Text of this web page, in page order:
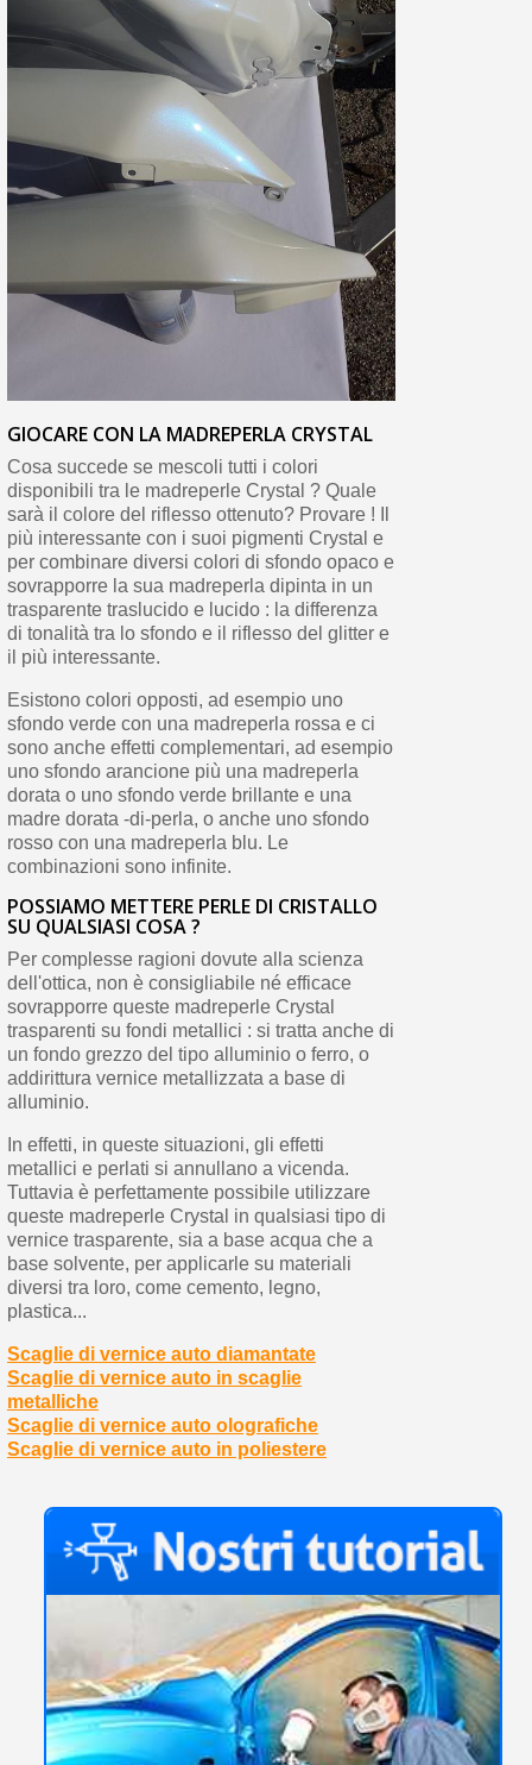
GIOCARE CON LA MADREPERLA CRYSTAL
Cosa succede se mescoli tutti i colori
disponibili tra le madreperle Crystal ? Quale
sarà il colore del riflesso ottenuto? Provare ! Il
più interessante con i suoi pigmenti Crystal e
per combinare diversi colori di sfondo opaco e
sovrapporre la sua madreperla dipinta in un
trasparente traslucido e lucido : la differenza
di tonalità tra lo sfondo e il riflesso del glitter e
il più interessante.
Esistono colori opposti, ad esempio uno
sfondo verde con una madreperla rossa e ci
sono anche effetti complementari, ad esempio
uno sfondo arancione più una madreperla
dorata o uno sfondo verde brillante e una
madre dorata -di-perla, o anche uno sfondo
rosso con una madreperla blu. Le
combinazioni sono infinite.
POSSIAMO METTERE PERLE DI CRISTALLO
SU QUALSIASI COSA ?
Per complesse ragioni dovute alla scienza
dell'ottica, non è consigliabile né efficace
sovrapporre queste madreperle Crystal
trasparenti su fondi metallici : si tratta anche di
un fondo grezzo del tipo alluminio o ferro, o
addirittura vernice metallizzata a base di
alluminio.
In effetti, in queste situazioni, gli effetti
metallici e perlati si annullano a vicenda.
Tuttavia è perfettamente possibile utilizzare
queste madreperle Crystal in qualsiasi tipo di
vernice trasparente, sia a base acqua che a
base solvente, per applicarle su materiali
diversi tra loro, come cemento, legno,
plastica...
Scaglie di vernice auto diamantate
Scaglie di vernice auto in scaglie
metalliche
Scaglie di vernice auto olografiche
Scaglie di vernice auto in poliestere